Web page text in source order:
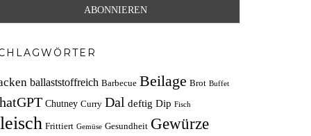
ballaststoffreich Barbecue Beilage Brot Buffet
Chutney Curry Dal deftig Dip Fisch
Frittiert Gemüse Gesundheit Gewürze